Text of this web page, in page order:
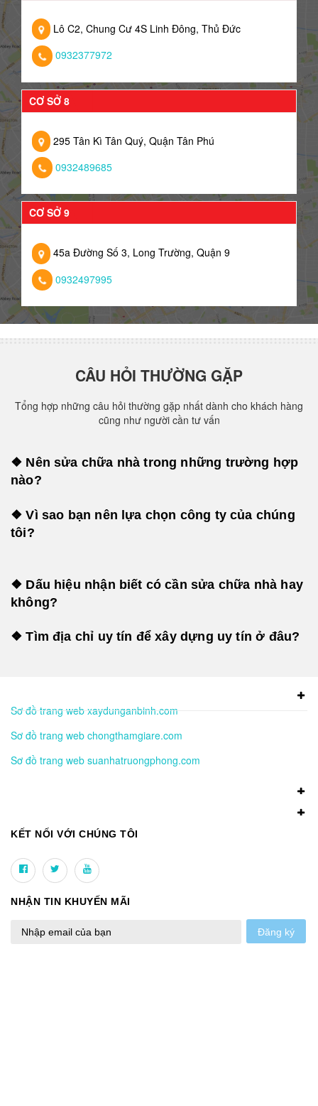
Lô C2, Chung Cư 4S Linh Đông, Thủ Đức
0932377972
CƠ SỞ 8
295 Tân Kì Tân Quý, Quận Tân Phú
0932489685
CƠ SỞ 9
45a Đường Số 3, Long Trường, Quận 9
0932497995
CÂU HỎI THƯỜNG GẶP
Tổng hợp những câu hỏi thường gặp nhất dành cho khách hàng
cũng như người cần tư vấn
❖ Nên sửa chữa nhà trong những trường hợp
nào?
❖ Vì sao bạn nên lựa chọn công ty của chúng
tôi?
❖ Dấu hiệu nhận biết có cần sửa chữa nhà hay
không?
❖ Tìm địa chỉ uy tín để xây dựng uy tín ở đâu?
Sơ đồ trang web xaydunganbinh.com
Sơ đồ trang web chongthamgiare.com
Sơ đồ trang web suanhatruongphong.com
KẾT NỐI VỚI CHÚNG TÔI
NHẬN TIN KHUYẾN MÃI
Đăng ký